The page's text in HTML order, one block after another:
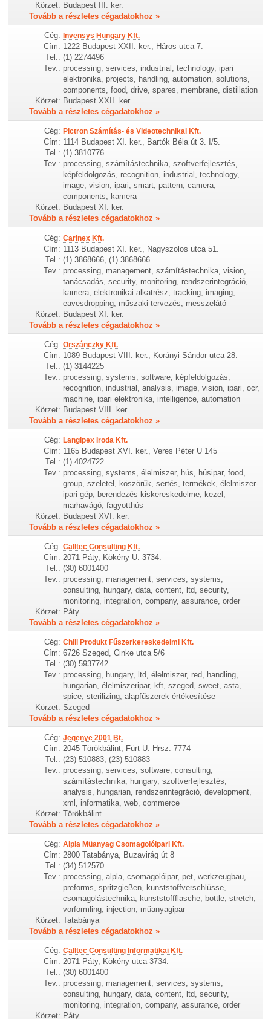
Körzet: Budapest III. ker.
Tovább a részletes cégadatokhoz »
Cég: Invensys Hungary Kft.
Cím: 1222 Budapest XXII. ker., Háros utca 7.
Tel.: (1) 2274496
Tev.: processing, services, industrial, technology, ipari
elektronika, projects, handling, automation, solutions,
components, food, drive, spares, membrane, distillation
Körzet: Budapest XXII. ker.
Tovább a részletes cégadatokhoz »
Cég: Pictron Számítás- és Videotechnikai Kft.
Cím: 1114 Budapest XI. ker., Bartók Béla út 3. I/5.
Tel.: (1) 3810776
Tev.: processing, számítástechnika, szoftverfejlesztés,
képfeldolgozás, recognition, industrial, technology,
image, vision, ipari, smart, pattern, camera,
components, kamera
Körzet: Budapest XI. ker.
Tovább a részletes cégadatokhoz »
Cég: Carinex Kft.
Cím: 1113 Budapest XI. ker., Nagyszolos utca 51.
Tel.: (1) 3868666, (1) 3868666
Tev.: processing, management, számítástechnika, vision,
tanácsadás, security, monitoring, rendszerintegráció,
kamera, elektronikai alkatrész, tracking, imaging,
eavesdropping, műszaki tervezés, messzelátó
Körzet: Budapest XI. ker.
Tovább a részletes cégadatokhoz »
Cég: Orszánczky Kft.
Cím: 1089 Budapest VIII. ker., Korányi Sándor utca 28.
Tel.: (1) 3144225
Tev.: processing, systems, software, képfeldolgozás,
recognition, industrial, analysis, image, vision, ipari, ocr,
machine, ipari elektronika, intelligence, automation
Körzet: Budapest VIII. ker.
Tovább a részletes cégadatokhoz »
Cég: Langipex Iroda Kft.
Cím: 1165 Budapest XVI. ker., Veres Péter U 145
Tel.: (1) 4024722
Tev.: processing, systems, élelmiszer, hús, húsipar, food,
group, szeletel, köszörűk, sertés, termékek, élelmiszer-
ipari gép, berendezés kiskereskedelme, kezel,
marhavágó, fagyotthús
Körzet: Budapest XVI. ker.
Tovább a részletes cégadatokhoz »
Cég: Calltec Consulting Kft.
Cím: 2071 Páty, Kökény U. 3734.
Tel.: (30) 6001400
Tev.: processing, management, services, systems,
consulting, hungary, data, content, ltd, security,
monitoring, integration, company, assurance, order
Körzet: Páty
Tovább a részletes cégadatokhoz »
Cég: Chili Produkt Fűszerkereskedelmi Kft.
Cím: 6726 Szeged, Cinke utca 5/6
Tel.: (30) 5937742
Tev.: processing, hungary, ltd, élelmiszer, red, handling,
hungarian, élelmiszeripar, kft, szeged, sweet, asta,
spice, sterilizing, alapfűszerek értékesítése
Körzet: Szeged
Tovább a részletes cégadatokhoz »
Cég: Jegenye 2001 Bt.
Cím: 2045 Törökbálint, Fürt U. Hrsz. 7774
Tel.: (23) 510883, (23) 510883
Tev.: processing, services, software, consulting,
számítástechnika, hungary, szoftverfejlesztés,
analysis, hungarian, rendszerintegráció, development,
xml, informatika, web, commerce
Körzet: Törökbálint
Tovább a részletes cégadatokhoz »
Cég: Alpla Müanyag Csomagolóipari Kft.
Cím: 2800 Tatabánya, Buzavirág út 8
Tel.: (34) 512570
Tev.: processing, alpla, csomagolóipar, pet, werkzeugbau,
preforms, spritzgießen, kunststoffverschlüsse,
csomagolástechnika, kunststoffflasche, bottle, stretch,
vorformling, injection, műanyagipar
Körzet: Tatabánya
Tovább a részletes cégadatokhoz »
Cég: Calltec Consulting Informatikai Kft.
Cím: 2071 Páty, Kökény utca 3734.
Tel.: (30) 6001400
Tev.: processing, management, services, systems,
consulting, hungary, data, content, ltd, security,
monitoring, integration, company, assurance, order
Körzet: Páty